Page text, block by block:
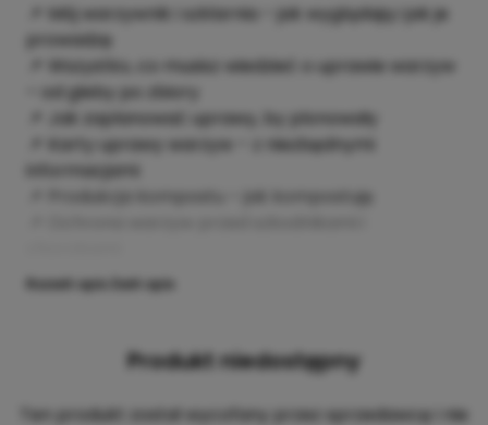
📌 Mój warzywnik i szklarnia – jak wyglądają i jak je
prowadzę
📌 Wszystko, co musisz wiedzieć o uprawie warzyw
– od gleby po zbiory
📌 Jak zaplanować uprawy, by plonowały
📌 Karty uprawy warzyw – z niezbędnymi
informacjami
📌 Produkcja kompostu – jak kompostuję
Rozwiń opis Zwiń opis
Produkt niedostępny
Ten produkt został wycofany przez sprzedawcę i nie